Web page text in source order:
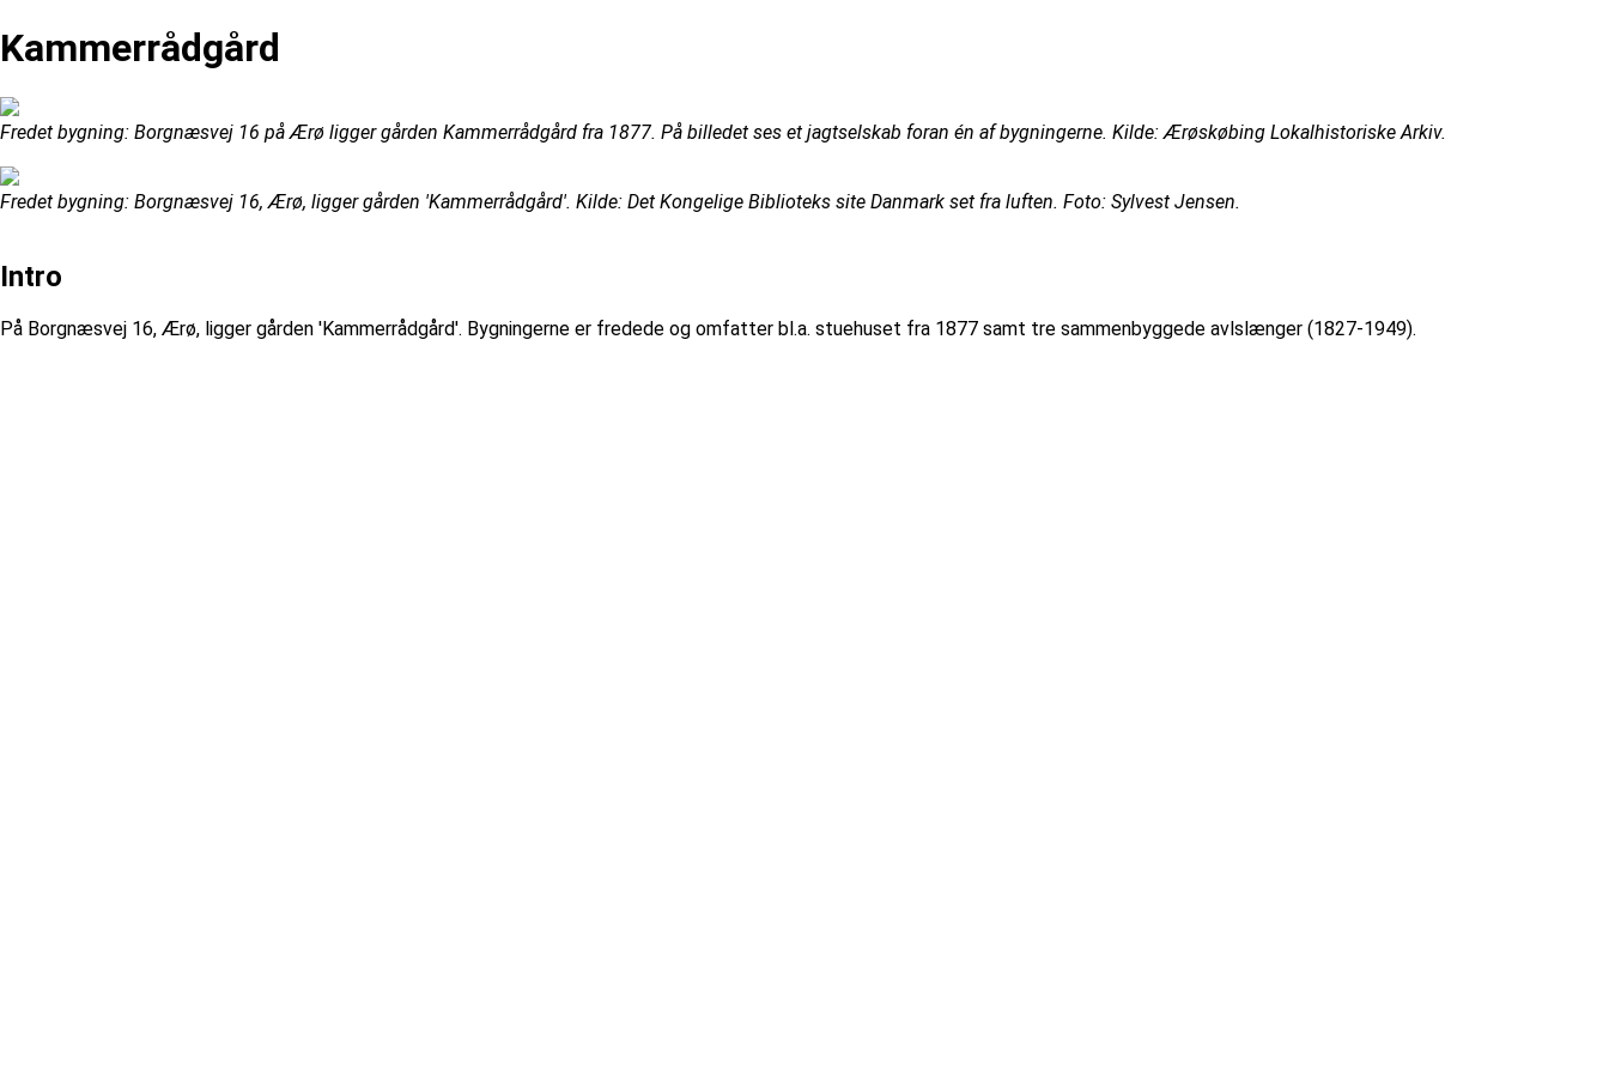
Kammerrådgård
Fredet bygning: Borgnæsvej 16 på Ærø ligger gården Kammerrådgård fra 1877. På billedet ses et jagtselskab foran én af bygningerne. Kilde: Ærøskøbing Lokalhistoriske Arkiv.
Fredet bygning: Borgnæsvej 16, Ærø, ligger gården 'Kammerrådgård'. Kilde: Det Kongelige Biblioteks site Danmark set fra luften. Foto: Sylvest Jensen.
Intro
På Borgnæsvej 16, Ærø, ligger gården 'Kammerrådgård'. Bygningerne er fredede og omfatter bl.a. stuehuset fra 1877 samt tre sammenbyggede avlslænger (1827-1949).